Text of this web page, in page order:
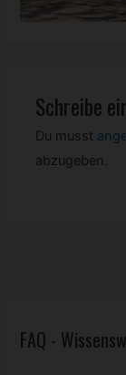
Schreibe
Du musst
abzugeben.
FAQ -